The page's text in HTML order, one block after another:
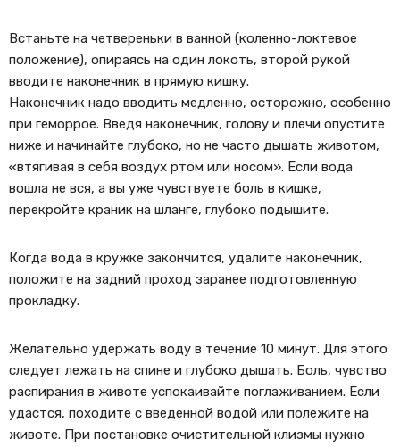
Встаньте на четвереньки в ванной (коленно-локтевое
положение), опираясь на один локоть, второй рукой
вводите наконечник в прямую кишку.
Наконечник надо вводить медленно, осторожно, особенно
при геморрое. Введя наконечник, голову и плечи опустите
ниже и начинайте глубоко, но не часто дышать животом,
«втягивая в себя воздух ртом или носом». Если вода
вошла не вся, а вы уже чувствуете боль в кишке,
перекройте краник на шланге, глубоко подышите.
Когда вода в кружке закончится, удалите наконечник,
положите на задний проход заранее подготовленную
прокладку.
Желательно удержать воду в течение 10 минут. Для этого
следует лежать на спине и глубоко дышать. Боль, чувство
распирания в животе успокаивайте поглаживанием. Если
удастся, походите с введенной водой или полежите на
животе. При постановке очистительной клизмы нужно